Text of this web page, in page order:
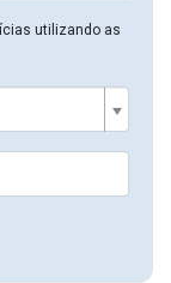
utilizando as